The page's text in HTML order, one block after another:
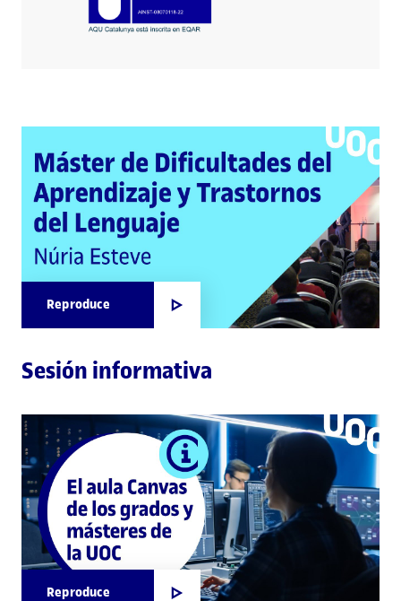
Reproduce
Sesión informativa
Reproduce